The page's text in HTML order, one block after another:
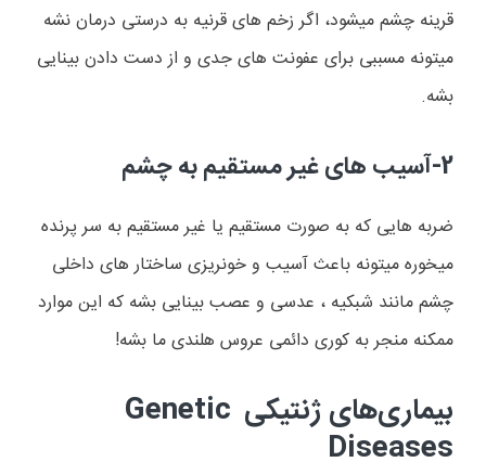
قرینه چشم میشود، اگر زخم های قرنیه به درستی درمان نشه
میتونه مسببی برای عفونت های جدی و از دست دادن بینایی
بشه.
2-آسیب های غیر مستقیم به چشم
ضربه هایی که به صورت مستقیم یا غیر مستقیم به سر پرنده
میخوره میتونه باعث آسیب و خونریزی ساختار های داخلی
چشم مانند شبکیه ، عدسی و عصب بینایی بشه که این موارد
ممکنه منجر به کوری دائمی عروس هلندی ما بشه!
بیماری‌های ژنتیکی Genetic
Diseases